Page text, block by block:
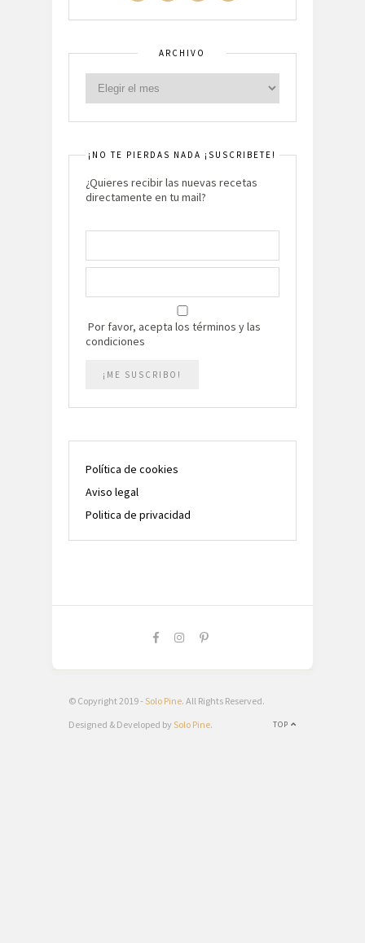
ARCHIVO
¡NO TE PIERDAS NADA ¡SUSCRIBETE!
¿Quieres recibir las nuevas recetas
directamente en tu mail?
Por favor, acepta los términos y las
condiciones
Política de cookies
Aviso legal
Politica de privacidad
© Copyright 2019 - Solo Pine. All Rights Reserved.
TOP
Designed & Developed by Solo Pine.